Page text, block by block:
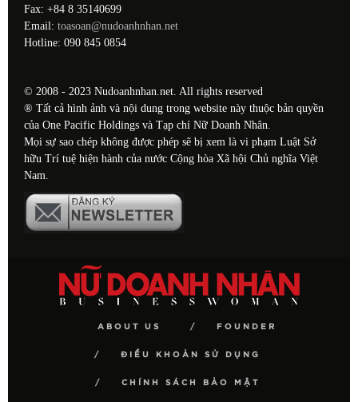
Fax: +84 8 35140699
Email: toasoan@nudoanhnhan.net
Hotline: 090 845 0854
© 2008 - 2023 Nudoanhnhan.net. All rights reserved
® Tất cả hình ảnh và nội dung trong website này thuộc bản quyền
của One Pacific Holdings và Tạp chí Nữ Doanh Nhân.
Mọi sự sao chép không được phép sẽ bị xem là vi phạm Luật Sở
hữu Trí tuệ hiện hành của nước Cộng hòa Xã hội Chủ nghĩa Việt
Nam.
ABOUT US FOUNDER
ĐIỀU KHOẢN SỬ DỤNG
CHÍNH SÁCH BẢO MẬT